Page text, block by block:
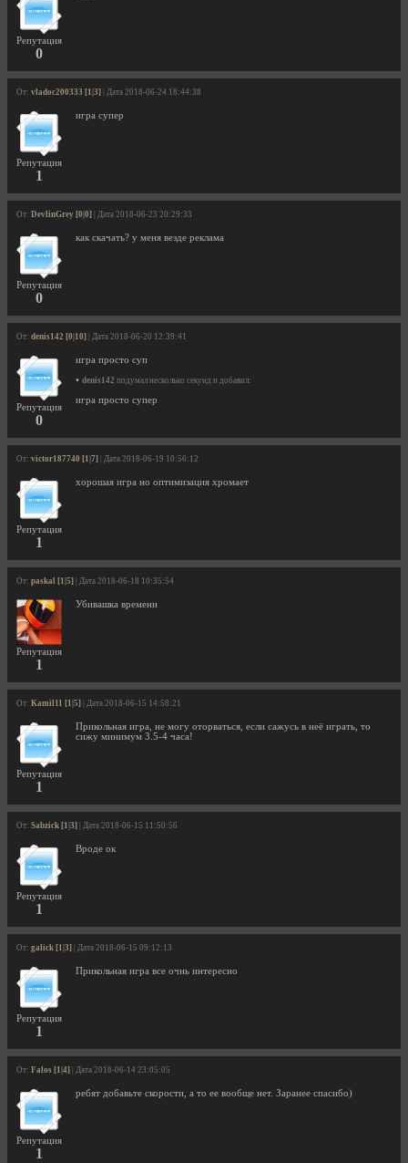
Репутация
0
От: vladoc200333 [1|3] | Дата 2018-06-24 18:44:38
Репутация
1
игра супер
От: DevlinGrey [0|0] | Дата 2018-06-23 20:29:33
Репутация
0
как скачать? у меня везде реклама
От: denis142 [0|10] | Дата 2018-06-20 12:39:41
Репутация
0
игра просто суп
• denis142 подумал несколько секунд и добавил:
игра просто супер
От: victor187740 [1|7] | Дата 2018-06-19 10:56:12
Репутация
1
хорошая игра но оптимизация хромает
От: paskal [1|5] | Дата 2018-06-18 10:35:54
Репутация
1
Убивашка времени
От: Kamil11 [1|5] | Дата 2018-06-15 14:58:21
Репутация
1
Прикольная игра, не могу оторваться, если сажусь в неё играть, то
сижу минимум 3.5-4 часа!
От: Sabzick [1|3] | Дата 2018-06-15 11:50:56
Репутация
1
Вроде ок
От: galick [1|3] | Дата 2018-06-15 09:12:13
Репутация
1
Прикольная игра все очнь интересно
От: Falos [1|4] | Дата 2018-06-14 23:05:05
Репутация
1
ребят добавьте скорости, а то ее вообще нет. Заранее спасибо)